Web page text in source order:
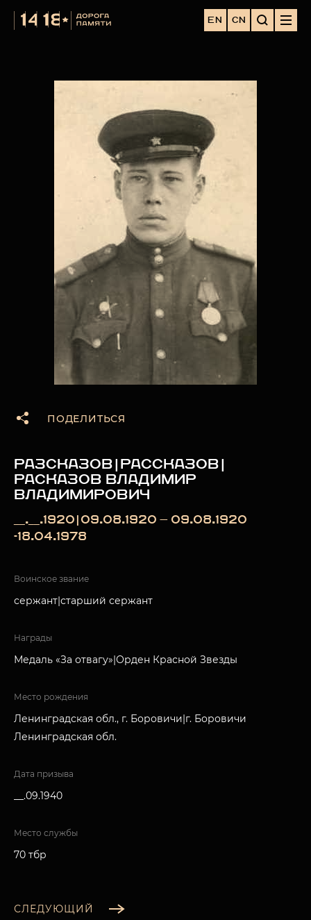
EN CN
ПОДЕЛИТЬСЯ
РАЗСКАЗОВ|РАССКАЗОВ|
РАСКАЗОВ ВЛАДИМИР
ВЛАДИМИРОВИЧ
__.__.1920|09.08.1920 — 09.08.1920
-18.04.1978
Воинское звание
сержант|старший сержант
Награды
Медаль «За отвагу»|Орден Красной Звезды
Место рождения
Ленинградская обл., г. Боровичи|г. Боровичи
Ленинградская обл.
Дата призыва
__.09.1940
Место службы
70 тбр
СЛЕДУЮЩИЙ